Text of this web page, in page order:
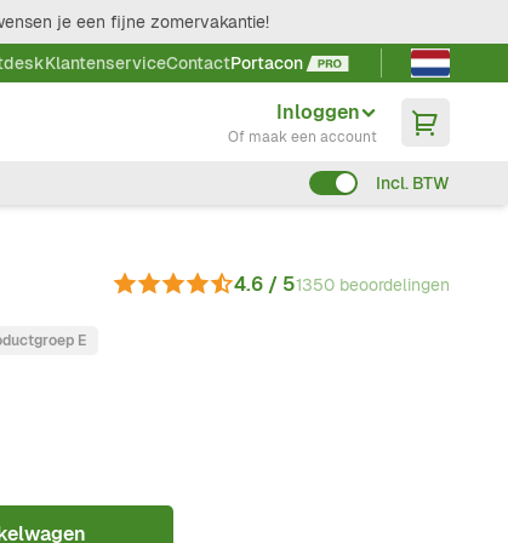
je een fijne zomervakantie!
KlantenserviceContactPortacon
Taal kiezen
Inloggen
Of maak een account
Incl. BTW
4.6 / 51350 beoordelingen
E